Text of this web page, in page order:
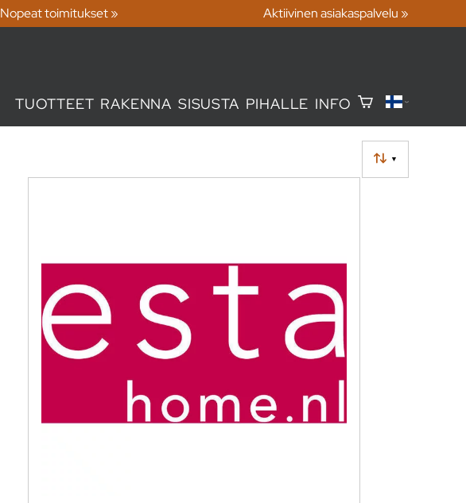
Nopeat toimitukset » Aktiivinen asiakaspalvelu »
TUOTTEET RAKENNA SISUSTA PIHALLE INFO
▼